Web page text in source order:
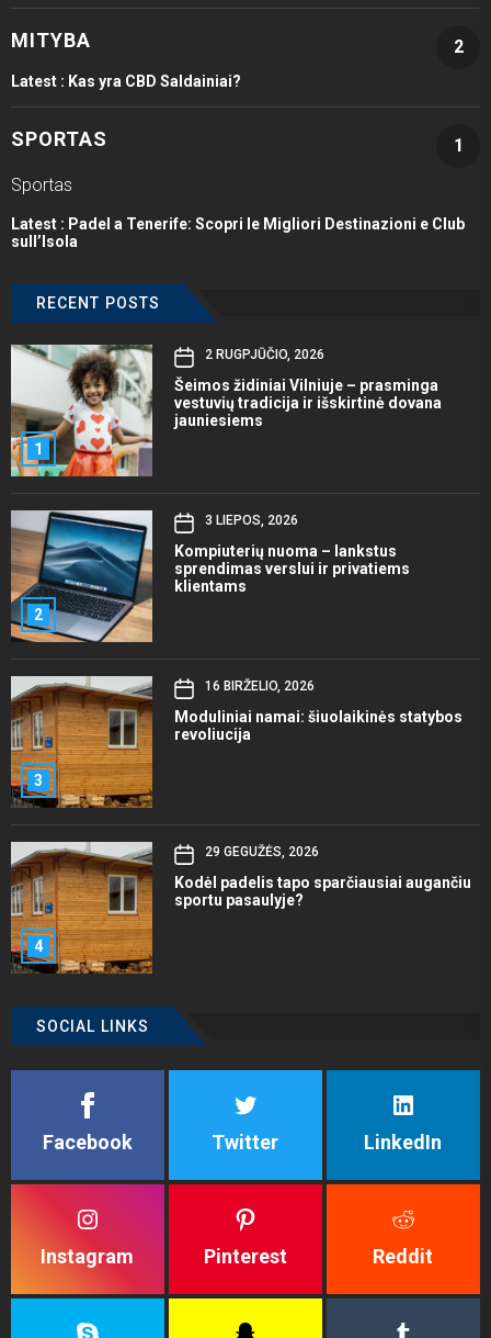
MITYBA 2
Latest : Kas yra CBD Saldainiai?
SPORTAS
1
Sportas
Latest : Padel a Tenerife: Scopri le Migliori Destinazioni e Club
sull’Isola
RECENT POSTS
1
2 RUGPJŪČIO, 2026
Šeimos židiniai Vilniuje – prasminga
vestuvių tradicija ir išskirtinė dovana
jauniesiems
2
3 LIEPOS, 2026
Kompiuterių nuoma – lankstus
sprendimas verslui ir privatiems
klientams
3
16 BIRŽELIO, 2026
Moduliniai namai: šiuolaikinės statybos
revoliucija
4
29 GEGUŽĖS, 2026
Kodėl padelis tapo sparčiausiai augančiu
sportu pasaulyje?
SOCIAL LINKS
Facebook Twitter LinkedIn
Instagram Pinterest Reddit